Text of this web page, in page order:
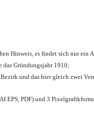
Hinweis, es findet sich nur ein
Gründungsjahr 1910;
und das hier gleich zwei
PDF) und 3